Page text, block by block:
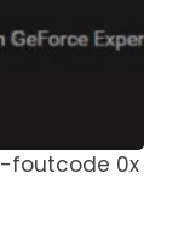
foutcode 0x